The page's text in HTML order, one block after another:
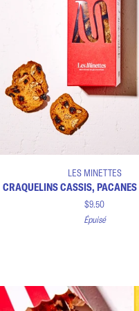
Ajouter au panier
cassis,
pacanes
LES MINETTES
CRAQUELINS CASSIS, PACANES
$9.50
Épuisé